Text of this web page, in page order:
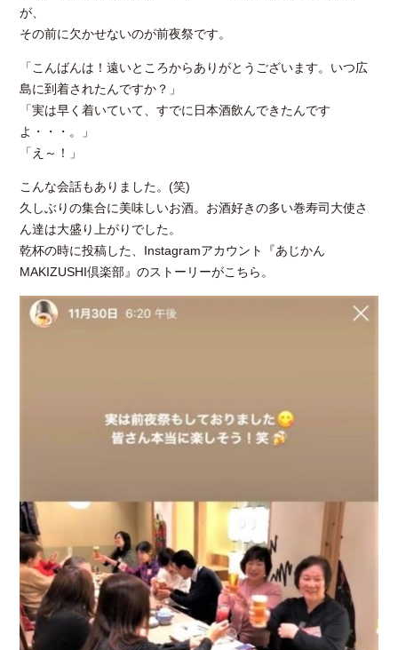
が、
その前に欠かせないのが前夜祭です。
「こんばんは！遠いところからありがとうございます。いつ広
島に到着されたんですか？」
「実は早く着いていて、すでに日本酒飲んできたんです
よ・・・。」
「え～！」
こんな会話もありました。(笑)
久しぶりの集合に美味しいお酒。お酒好きの多い巻寿司大使さ
ん達は大盛り上がりでした。
乾杯の時に投稿した、Instagramアカウント『あじかん
MAKIZUSHI倶楽部』のストーリーがこちら。